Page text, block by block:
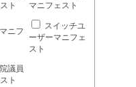
ト
マニフェスト
ニフ
スイッチユ
ーザーマニフェ
スト
議員
ト